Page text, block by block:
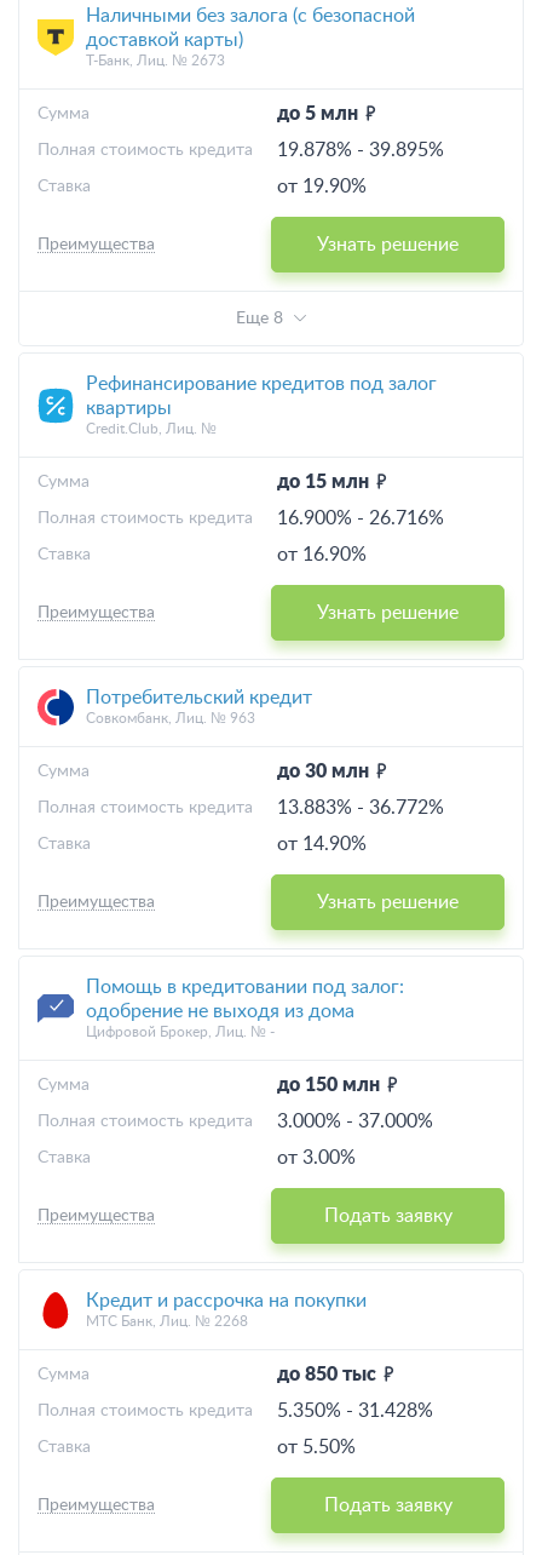
Наличными без залога (с безопасной
доставкой карты)
Т-Банк, Лиц. № 2673
до 5 млн
Cумма
19.878% - 39.895%
Полная стоимость кредита
от 19.90%
Ставка
Узнать решение
Преимущества
Еще 8
Рефинансирование кредитов под залог
квартиры
Credit.Club, Лиц. №
до 15 млн
Cумма
16.900% - 26.716%
Полная стоимость кредита
от 16.90%
Ставка
Узнать решение
Преимущества
Потребительский кредит
Совкомбанк, Лиц. № 963
до 30 млн
Cумма
13.883% - 36.772%
Полная стоимость кредита
от 14.90%
Ставка
Узнать решение
Преимущества
Помощь в кредитовании под залог:
одобрение не выходя из дома
Цифровой Брокер, Лиц. № -
до 150 млн
Cумма
3.000% - 37.000%
Полная стоимость кредита
от 3.00%
Ставка
Подать заявку
Преимущества
Кредит и рассрочка на покупки
МТС Банк, Лиц. № 2268
до 850 тыс
Cумма
5.350% - 31.428%
Полная стоимость кредита
от 5.50%
Ставка
Подать заявку
Преимущества